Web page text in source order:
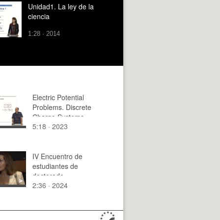
de datos
Unidad1. La ley de la
ciencia
1:28 · 2014
Electric Potential
Problems. Discrete
Charge Systems
5:18 · 2023
IV Encuentro de
estudiantes de
doctorado
2:36 · 2024